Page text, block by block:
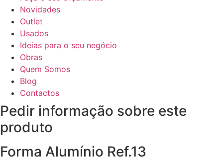
Novidades
Outlet
Usados
Ideias para o seu negócio
Obras
Quem Somos
Blog
Contactos
Pedir informação sobre este
produto
Forma Alumínio Ref.13